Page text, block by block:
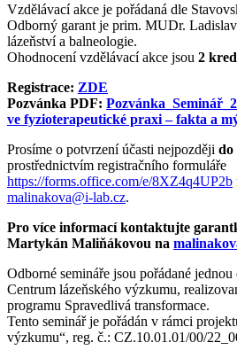
Vzdělávací akce je pořádaná dle
Odborný garant je prim. MUDr.
lázeňství a balneologie.
Ohodnocení vzdělávací akce jsou 2
Registrace: ZDE
Pozvánka PDF:
ve fyzioterapeutické praxi – fakta a
Prosíme o potvrzení účasti nejpozději do
prostřednictvím registračního formuláře
https://forms.office.com/e/8XZ4q4UP2b
malinakova@i-lab.cz.
Pro více informací kontaktujte
Martykán Maliňákovou na
Odborné semináře jsou pořádané
Centrum lázeňského výzkumu,
programu Spravedlivá transformace.
Tento seminář je pořádán v rámci
výzkumu“, reg. č.: CZ.10.01.01/00/